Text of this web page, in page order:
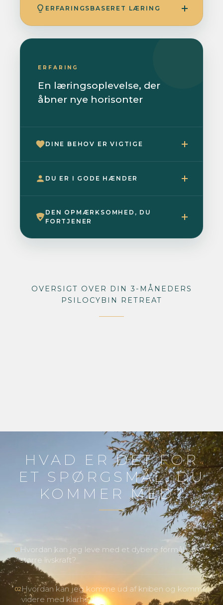
ERFARINGSBASERET LÆRING
ERFARING
En læringsoplevelse, der
åbner nye horisonter
DINE BEHOV ER VIGTIGE
DU ER I GODE HÆNDER
DEN OPMÆRKSOMHED, DU
FORTJENER
OVERSIGT OVER DIN 3-MÅNEDERS
PSILOCYBIN RETREAT
HVAD ER DET FOR
ET SPØRGSMÅL, DU
KOMMER MED?
01 Hvordan kan jeg leve med et dybere formål og
større livskraft?
02Hvordan kan jeg komme ud af kniben og komme
videre med klarhed?